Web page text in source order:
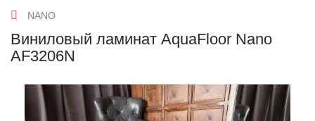
NANO
Виниловый ламинат AquaFloor Nano
AF3206N